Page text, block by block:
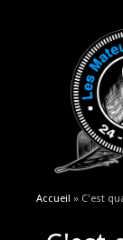
Vous
Accueil » C'est